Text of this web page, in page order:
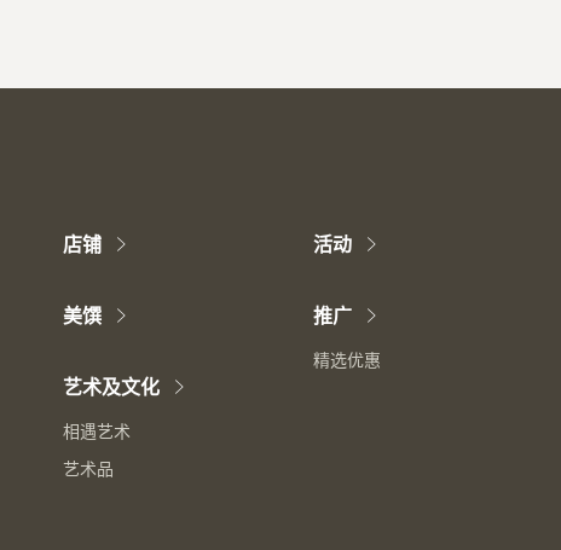
店铺
美馔
艺术及文化
相遇艺术
艺术品
活动
推广
精选优惠